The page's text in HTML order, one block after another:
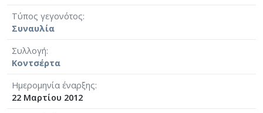
Τύπος γεγονότος
Συναυλία
Συλλογή
Κοντσέρτα
Ημερομηνία έναρξης
22 Μαρτίου 2012